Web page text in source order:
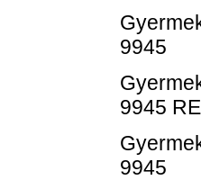
9945
9945
9945